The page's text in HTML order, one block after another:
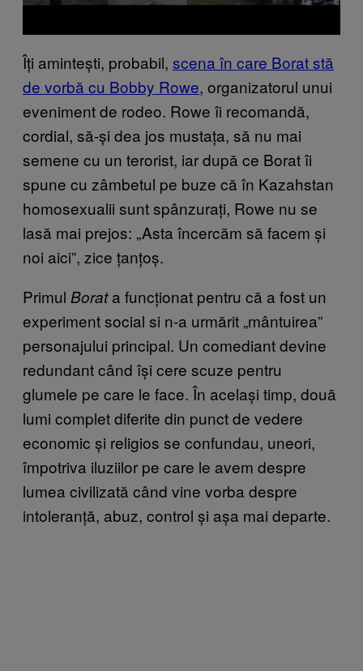
Îți amintești, probabil, scena în care Borat stă
de vorbă cu Bobby Rowe, organizatorul unui
eveniment de rodeo. Rowe îi recomandă,
cordial, să-și dea jos mustața, să nu mai
semene cu un terorist, iar după ce Borat îi
spune cu zâmbetul pe buze că în Kazahstan
homosexualii sunt spânzurați, Rowe nu se
lasă mai prejos: „Asta încercăm să facem și
noi aici”, zice țanțoș.
Primul Borata funcționat pentru că a fost un
experiment social si n-a urmărit „mântuirea”
personajului principal. Un comediant devine
redundant când își cere scuze pentru
glumele pe care le face. În același timp, două
lumi complet diferite din punct de vedere
economic și religios se confundau, uneori,
împotriva iluziilor pe care le avem despre
lumea civilizată când vine vorba despre
intoleranță, abuz, control și așa mai departe.